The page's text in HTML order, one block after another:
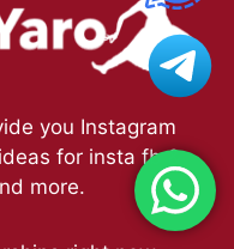
you Instagram
for insta fb &
more.